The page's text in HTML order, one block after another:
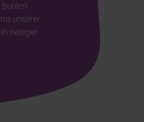
unserer
riesiger